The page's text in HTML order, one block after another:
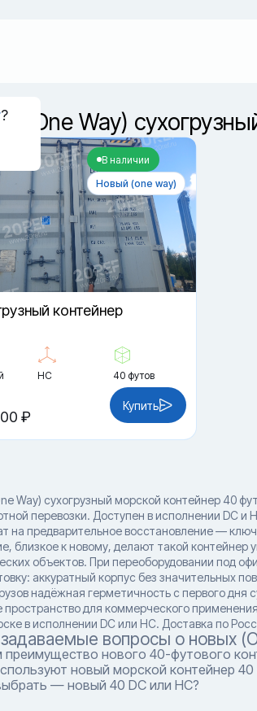
? (One Way)
В наличии
Новый (one way)
контейнер
HC 40 футов
₽
Купить
Way) сухогрузный морской контейнер 40
перевозки. Доступен в исполнении DC
на предварительное восстановление —
близкое к новому, делают такой
объектов. При переоборудовании под
аккуратный корпус без значительных
надёжная герметичность с первого
пространство для коммерческого
в исполнении DC или HC. Доставка по
вопросы о новых
нового 40-футового
новый морской контейнер 40
— новый 40 DC или HC?